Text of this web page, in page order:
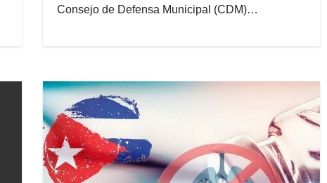
Consejo de Defensa Municipal (CDM)…